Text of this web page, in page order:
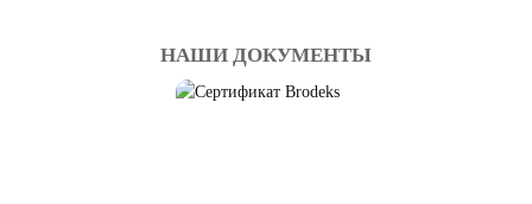
НАШИ ДОКУМЕНТЫ